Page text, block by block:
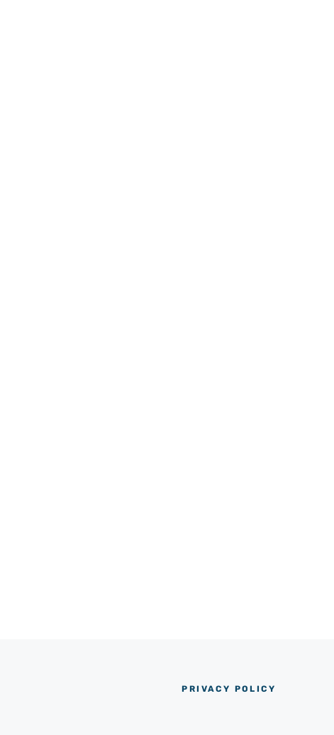
PRIVACY POLICY